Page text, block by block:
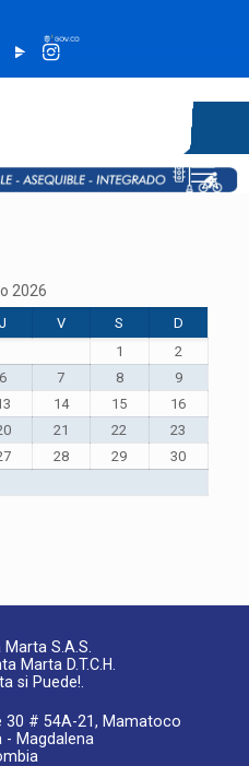
2026
J V S
D
1
2
6 7 8
9
14 15
16
21 22
23
28 29
30
S.A.S.
Marta D.T.C.H.
si Puede!.
30 # 54A-21, Mamatoco
- Magdalena